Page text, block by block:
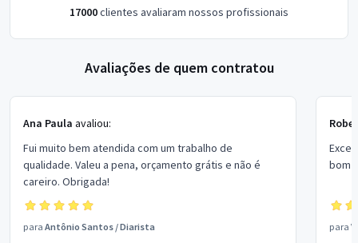
17000clientes avaliaram nossos profissionais
Avaliações de quem contratou
Ana Paula avaliou:
Fui muito bem atendida com um trabalho de
qualidade. Valeu a pena, orçamento grátis e não é
careiro. Obrigada!
para Antônio Santos /Diarista
bom
para